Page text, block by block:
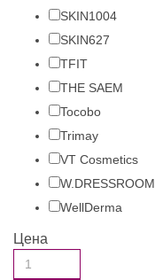
SKIN1004
SKIN627
TFIT
THE SAEM
Tocobo
Trimay
VT Cosmetics
W.DRESSROOM
WellDerma
Цена